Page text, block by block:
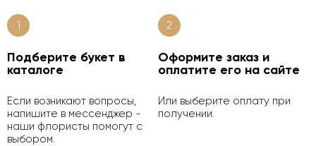
1
Подберите букет в
каталоге
Если возникают вопросы,
напишите в мессенджер -
наши флористы помогут с
выбором.
2
Оформите заказ и
оплатите его на сайте
Или выберите оплату при
получении.